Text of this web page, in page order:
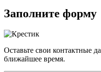
Заполните форму
Оставьте свои контактные
ближайшее время.